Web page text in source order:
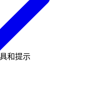
和提示